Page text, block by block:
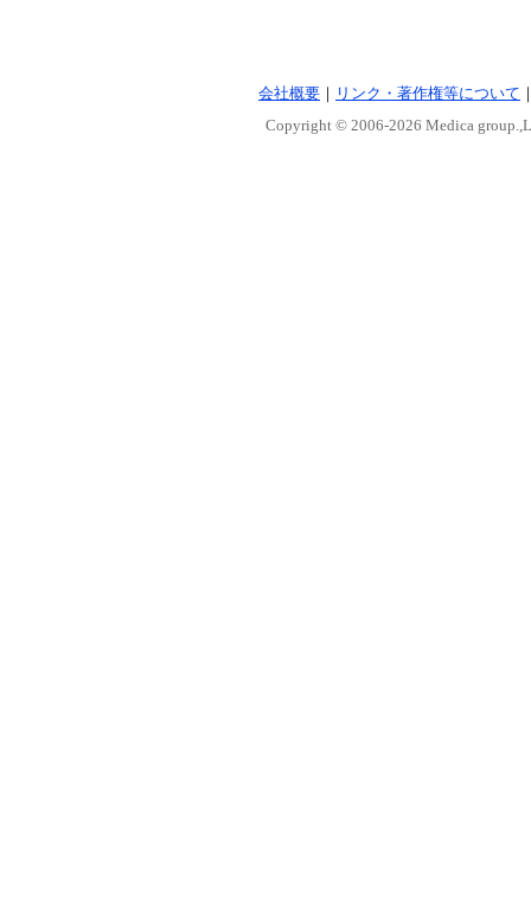
会社概要 ｜ リンク・著作権等について
Copyright © 2006-2026 Medica